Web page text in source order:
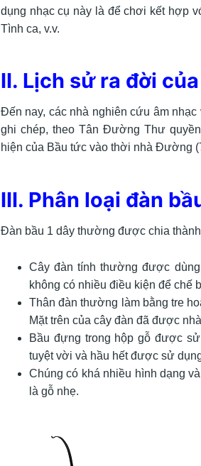
dụng nhạc cụ này là để chơi kết hợp
Tình ca, v.v.
II. Lịch sử ra đời
Đến nay, các nhà nghiên cứu âm
ghi chép, theo Tân Đường Thư
hiện của Bầu tức vào thời nhà Đường
III. Phân loại đàn
Đàn bầu 1 dây thường được chia
Cây đàn tính thường được
không có nhiều điều kiện để chế
Thân đàn thường làm bằng tre
Mặt trên của cây đàn đã được
Bầu đựng trong hộp gỗ được
tuyệt vời và hầu hết được sử
Chúng có khá nhiều hình dạng
là gỗ nhẹ.